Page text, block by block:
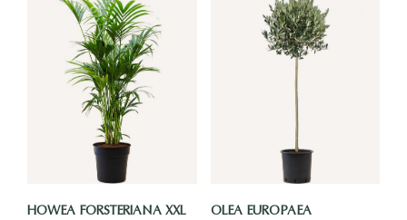
HOWEA FORSTERIANA XXL OLEA EUROPAEA